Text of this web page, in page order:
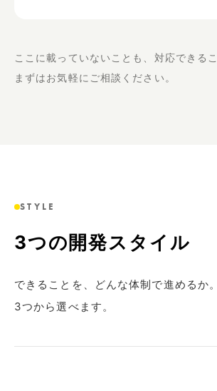
ここに載っていないことも、対応できる
まずはお気軽にご相談ください。
STYLE
3つの開発スタイル
できることを、どんな体制で進めるか
3つから選べます。